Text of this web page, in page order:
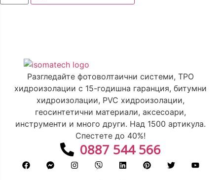
Разгледайте фотоволтаични системи, TPO
хидроизолации с 15-годишна гаранция, битумни
хидроизолации, PVC хидроизолации,
геосинтетични материали, аксесоари,
инструменти и много други. Над 1500 артикула.
Спестете до 40%!
0887 544 566